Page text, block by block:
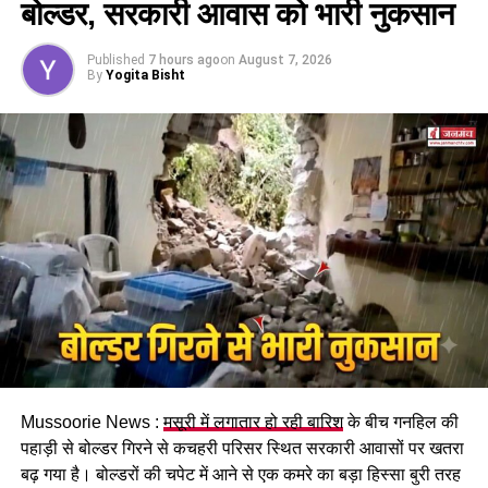
इसके तहत श्रमिकों को हर महीने की 7 तारीख तक वेतन देना
मजदूरी का प्रावधान भी किया गया है।
पढ़े धामी कैबिनेट के प्रमुख फैसले
GST संशोधित अध्यादेश को मंजूरी।
नैनीताल हाईकोर्ट के लिए हल्द्वानी गौलापार में 30 हेक्टेयर जमीन
बोल्डर, सरकारी आवास को भारी नुकसान
Published 7 hours agoon August 7, 2026
By Yogita Bisht
Mussoorie News :मसूरी में लगातार हो रही बारिशके बीच गनहिल की
पहाड़ी से बोल्डर गिरने से कचहरी परिसर स्थित सरकारी आवासों पर खतरा
बढ़ गया है। बोल्डरों की चपेट में आने से एक कमरे का बड़ा हिस्सा बुरी तरह